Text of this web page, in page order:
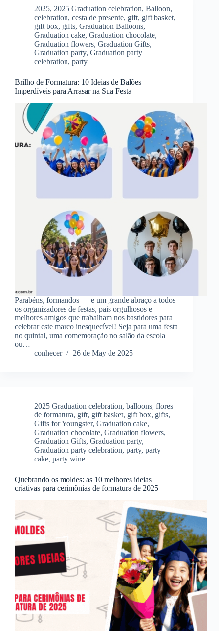
2025, 2025 Graduation celebration, Balloon,
celebration, cesta de presente, gift, gift basket,
gift box, gifts, Graduation Balloons,
Graduation cake, Graduation chocolate,
Graduation flowers, Graduation Gifts,
Graduation party, Graduation party
celebration, party
Brilho de Formatura: 10 Ideias de Balões
Imperdíveis para Arrasar na Sua Festa
Parabéns, formandos — e um grande abraço a todos
os organizadores de festas, pais orgulhosos e
melhores amigos que trabalham nos bastidores para
celebrar este marco inesquecível! Seja para uma festa
no quintal, uma comemoração no salão da escola
ou…
conhecer
26 de May de 2025
2025 Graduation celebration, balloons, flores
de formatura, gift, gift basket, gift box, gifts,
Gifts for Youngster, Graduation cake,
Graduation chocolate, Graduation flowers,
Graduation Gifts, Graduation party,
Graduation party celebration, party, party
cake, party wine
Quebrando os moldes: as 10 melhores ideias
criativas para cerimônias de formatura de 2025